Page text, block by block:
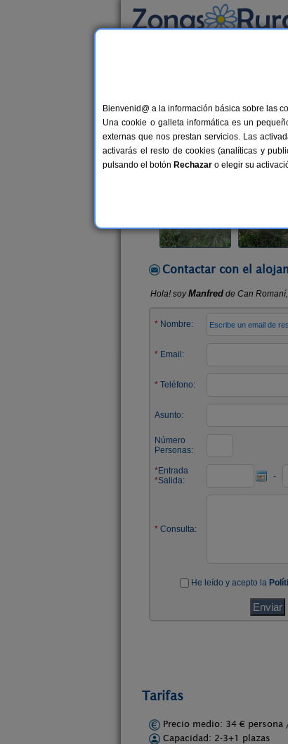
Can Romaní
Casa Rural en Boadella
Alquiler completo 2-3+1
Contactar con el
Tarifas
Precio medio: 34 €
Capacidad: 2-3+1 plazas
Bienvenid@ a la información básica sobre las
Una cookie o galleta informática es un
externas que nos prestan servicios. Las
activarás el resto de cookies (analíticas y
pulsando el botón Rechazar o elegir su